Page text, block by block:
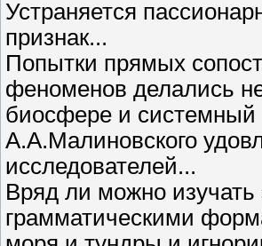
Устраняется
признак...
Попытки прямых
феноменов делались
биосфере и системный
А.А.Малиновского
исследователей...
Вряд ли можно
грамматическими